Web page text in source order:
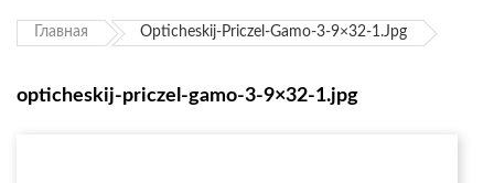
Главная Opticheskij-Priczel-Gamo-3-9×32-1.jpg
opticheskij-priczel-gamo-3-9×32-1.jpg